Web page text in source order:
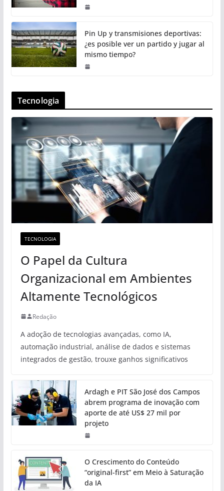
Pin Up y transmisiones deportivas:
¿es posible ver un partido y jugar al
mismo tiempo?
Tecnologia
TECNOLOGIA
O Papel da Cultura
Organizacional em Ambientes
Altamente Tecnológicos
Redação
A adoção de tecnologias avançadas, como IA,
automação industrial, análise de dados e sistemas
integrados de gestão, trouxe ganhos significativos
Ardagh e PIT São José dos Campos
abrem programa de inovação com
aporte de até US$ 27 mil por
projeto
O Crescimento do Conteúdo
“original-first” em Meio à Saturação
da IA